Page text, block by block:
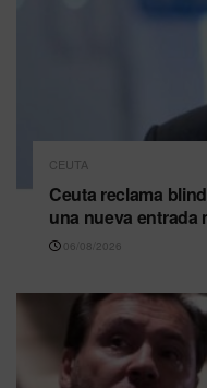
CEUTA
Ceuta reclama
una nueva entrada
06/08/2026